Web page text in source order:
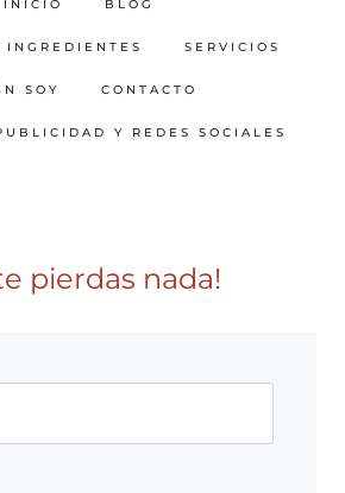
INICIO BLOG
SERVICIOS
SOY CONTACTO
Y REDES SOCIALES
pierdas nada!